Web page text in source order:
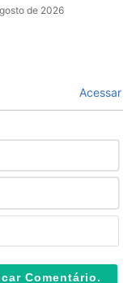
de 2026
Acessar
m
*a
l